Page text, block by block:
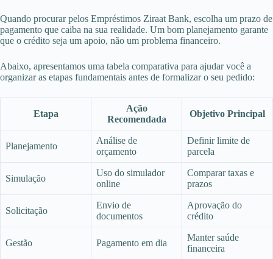
Quando procurar pelos Empréstimos Ziraat Bank, escolha um prazo de
pagamento que caiba na sua realidade. Um bom planejamento garante
que o crédito seja um apoio, não um problema financeiro.
Abaixo, apresentamos uma tabela comparativa para ajudar você a
organizar as etapas fundamentais antes de formalizar o seu pedido:
Etapa
Ação
Recomendada
Objetivo Principal
Planejamento
Análise de
orçamento
Definir limite de
parcela
Simulação
Uso do simulador
online
Comparar taxas e
prazos
Solicitação
Envio de
documentos
Aprovação do
crédito
Gestão Pagamento em dia
Manter saúde
financeira